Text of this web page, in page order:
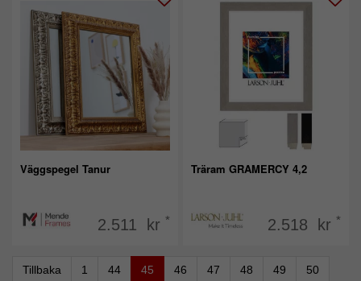
Väggspegel Tanur
2.511 kr *
Träram GRAMERCY 4,2
2.518 kr *
Tillbaka 1 44 45 46 47 48 49 50